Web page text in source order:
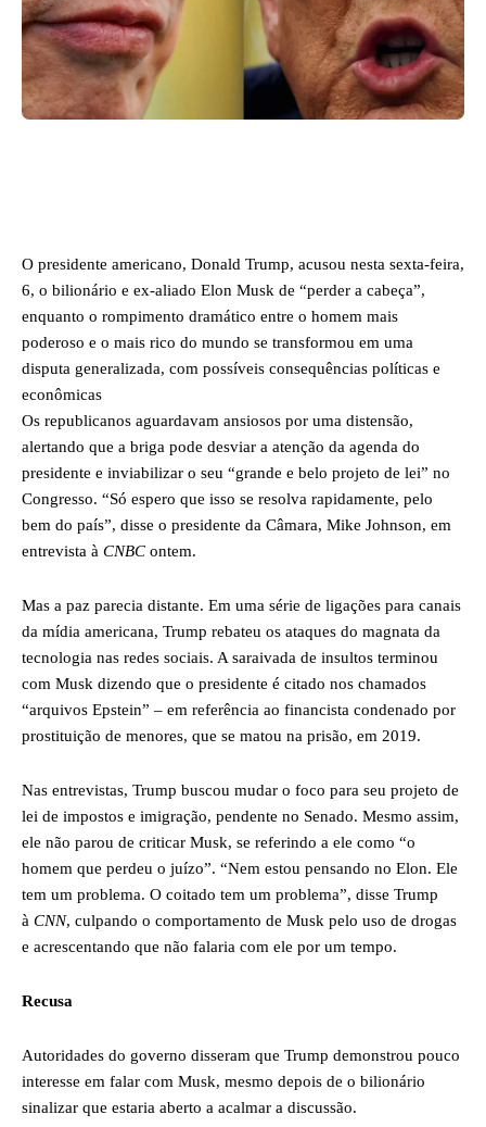
O presidente americano, Donald Trump, acusou nesta sexta-feira,
6, o bilionário e ex-aliado Elon Musk de “perder a cabeça”,
enquanto o rompimento dramático entre o homem mais
poderoso e o mais rico do mundo se transformou em uma
disputa generalizada, com possíveis consequências políticas e
econômicas
Os republicanos aguardavam ansiosos por uma distensão,
alertando que a briga pode desviar a atenção da agenda do
presidente e inviabilizar o seu “grande e belo projeto de lei” no
Congresso. “Só espero que isso se resolva rapidamente, pelo
bem do país”, disse o presidente da Câmara, Mike Johnson, em
entrevista à CNBC ontem.
Mas a paz parecia distante. Em uma série de ligações para canais
da mídia americana, Trump rebateu os ataques do magnata da
tecnologia nas redes sociais. A saraivada de insultos terminou
com Musk dizendo que o presidente é citado nos chamados
“arquivos Epstein” – em referência ao financista condenado por
prostituição de menores, que se matou na prisão, em 2019.
Nas entrevistas, Trump buscou mudar o foco para seu projeto de
lei de impostos e imigração, pendente no Senado. Mesmo assim,
ele não parou de criticar Musk, se referindo a ele como “o
homem que perdeu o juízo”. “Nem estou pensando no Elon. Ele
tem um problema. O coitado tem um problema”, disse Trump
à CNN, culpando o comportamento de Musk pelo uso de drogas
e acrescentando que não falaria com ele por um tempo.
Recusa
Autoridades do governo disseram que Trump demonstrou pouco
interesse em falar com Musk, mesmo depois de o bilionário
sinalizar que estaria aberto a acalmar a discussão.